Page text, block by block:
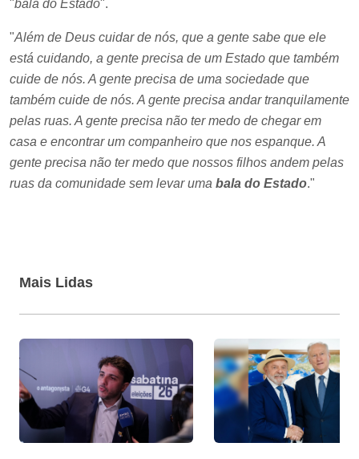
"bala do Estado".
"Além de Deus cuidar de nós, que a gente sabe que ele
está cuidando, a gente precisa de um Estado que também
cuide de nós. A gente precisa de uma sociedade que
também cuide de nós. A gente precisa andar tranquilamente
pelas ruas. A gente precisa não ter medo de chegar em
casa e encontrar um companheiro que nos espanque. A
gente precisa não ter medo que nossos filhos andem pelas
ruas da comunidade sem levar uma bala do Estado."
Mais Lidas